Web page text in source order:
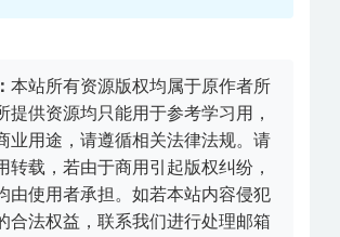
本站所有资源版权均属于原作者所
提供资源均只能用于参考学习用，
业用途，请遵循相关法律法规。请
转载，若由于商用引起版权纠纷，
由使用者承担。如若本站内容侵犯
合法权益，联系我们进行处理邮箱